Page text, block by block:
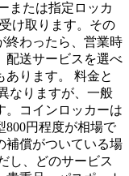
または指定ロッカ
け取ります。その
終わったら、営業時
配送サービスを選べ
あります。 料金と
なりますが、一般
。コインロッカーは
800円程度が相場で
補償がついている場
し、どのサービス